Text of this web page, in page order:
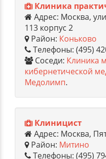
Клиника
Адрес: Москва,
113 корпус 2
Район: Коньково
Телефоны: (495)
Соседи: Клиника
кибернетической
Медолимп.
Клиницист
Адрес: Москва,
Район: Митино
Телефоны: (495)